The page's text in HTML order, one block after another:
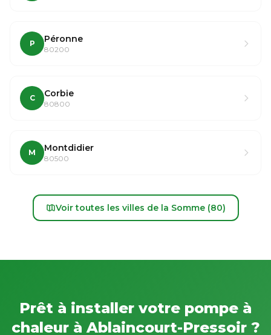
P Péronne
80200
C Corbie
80800
M Montdidier
80500
Voir toutes les villes de la Somme (80)
Prêt à installer votre pompe à
chaleur à Ablaincourt-Pressoir ?